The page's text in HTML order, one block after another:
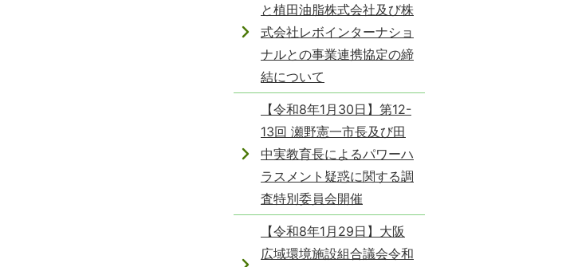
と植田油脂株式会社及び株
式会社レボインターナショ
ナルとの事業連携協定の締
結について
【令和8年1月30日】第12-
13回 瀬野憲一市長及び田
中実教育長によるパワーハ
ラスメント疑惑に関する調
査特別委員会開催
【令和8年1月29日】大阪
広域環境施設組合議会令和